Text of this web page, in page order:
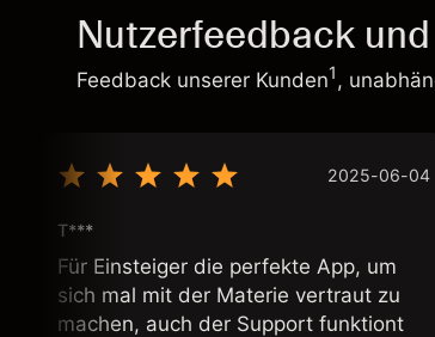
Nutzerfeedback
Feedback unserer Kunden1,
2025-06-04
T***
Für Einsteiger die perfekte App, um
sich mal mit der Materie vertraut zu
machen, auch der Support funktiont